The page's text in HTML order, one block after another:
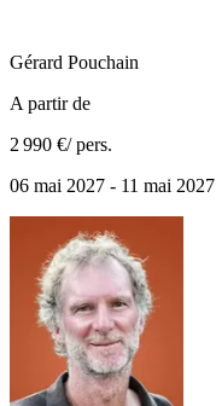
Gérard Pouchain
A partir de
2 990 €/ pers.
06 mai 2027 - 11 mai 2027